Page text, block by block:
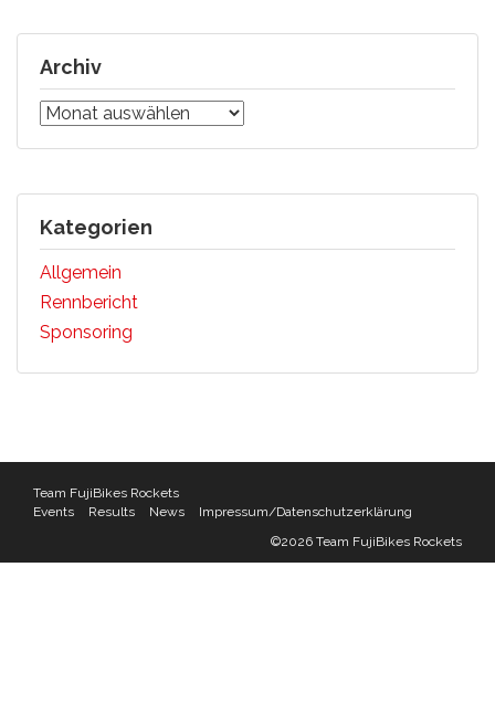
Archiv
Archiv
Kategorien
Allgemein
Rennbericht
Sponsoring
Team FujiBikes Rockets
Events
Results News
Impressum/Datenschutzerklärung
©2026 Team FujiBikes Rockets